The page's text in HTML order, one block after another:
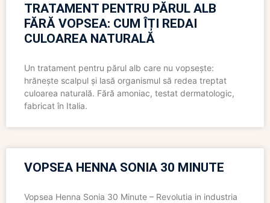
TRATAMENT PENTRU PĂRUL ALB
FĂRĂ VOPSEA: CUM ÎȚI REDAI
CULOAREA NATURALĂ
Un tratament pentru părul alb care nu vopsește:
hrănește scalpul și lasă organismul să redea treptat
culoarea naturală. Fără amoniac, testat dermatologic,
fabricat în Italia.
VOPSEA HENNA SONIA 30 MINUTE
Vopsea Henna Sonia 30 Minute – Revolutia in industria